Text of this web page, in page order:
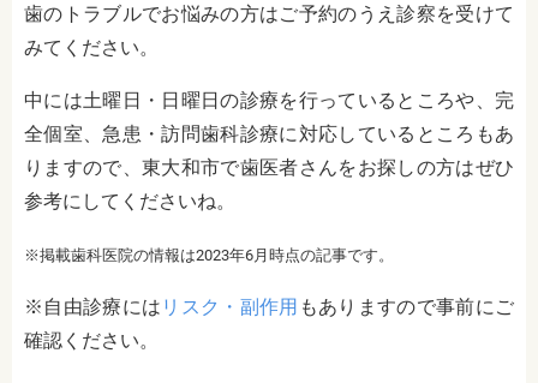
歯のトラブルでお悩みの方はご予約のうえ診察を受けて
みてください。
中には土曜日・日曜日の診療を行っているところや、完
全個室、急患・訪問歯科診療に対応しているところもあ
りますので、東大和市で歯医者さんをお探しの方はぜひ
参考にしてくださいね。
※掲載歯科医院の情報は2023年6月時点の記事です。
※自由診療には リスク・副作用 もありますので事前にご
確認ください。